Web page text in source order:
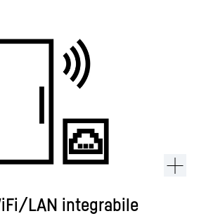
LAN integrabile